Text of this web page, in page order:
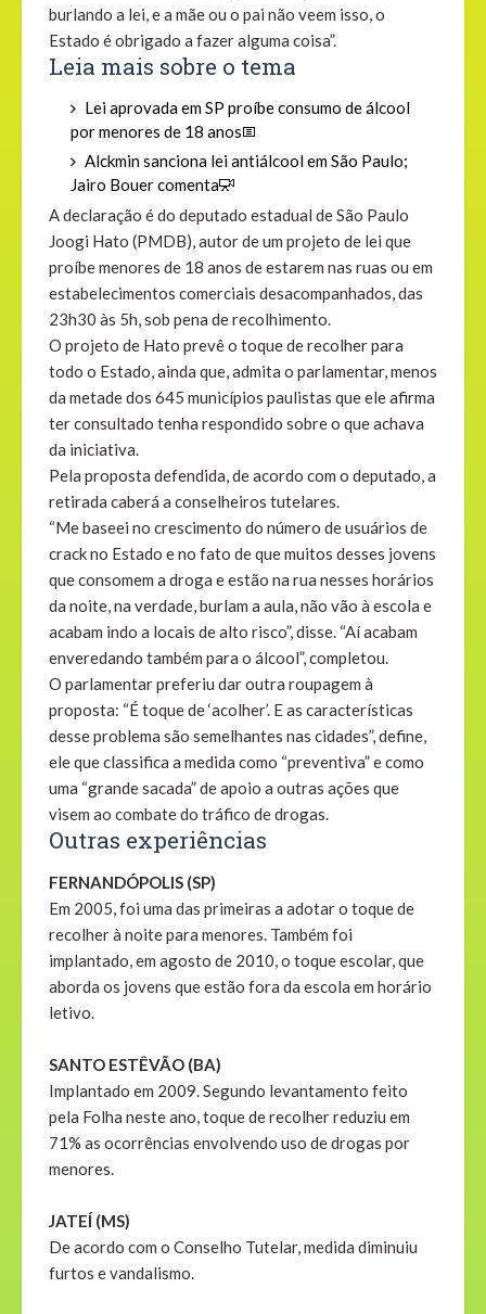
burlando a lei, e a mãe ou o pai não veem isso, o
Estado é obrigado a fazer alguma coisa”.
Leia mais sobre o tema
Lei aprovada em SP proíbe consumo de álcool
por menores de 18 anos
Alckmin sanciona lei antiálcool em São Paulo;
Jairo Bouer comenta
A declaração é do deputado estadual de São Paulo
Joogi Hato (PMDB), autor de um projeto de lei que
proíbe menores de 18 anos de estarem nas ruas ou em
estabelecimentos comerciais desacompanhados, das
23h30 às 5h, sob pena de recolhimento.
O projeto de Hato prevê o toque de recolher para
todo o Estado, ainda que, admita o parlamentar, menos
da metade dos 645 municípios paulistas que ele afirma
ter consultado tenha respondido sobre o que achava
da iniciativa.
Pela proposta defendida, de acordo com o deputado, a
retirada caberá a conselheiros tutelares.
“Me baseei no crescimento do número de usuários de
crack no Estado e no fato de que muitos desses jovens
que consomem a droga e estão na rua nesses horários
da noite, na verdade, burlam a aula, não vão à escola e
acabam indo a locais de alto risco”, disse. “Aí acabam
enveredando também para o álcool”, completou.
O parlamentar preferiu dar outra roupagem à
proposta: “É toque de ‘acolher’. E as características
desse problema são semelhantes nas cidades”, define,
ele que classifica a medida como “preventiva” e como
uma “grande sacada” de apoio a outras ações que
visem ao combate do tráfico de drogas.
Outras experiências
FERNANDÓPOLIS (SP)
Em 2005, foi uma das primeiras a adotar o toque de
recolher à noite para menores. Também foi
implantado, em agosto de 2010, o toque escolar, que
aborda os jovens que estão fora da escola em horário
letivo.
SANTO ESTÊVÃO (BA)
Implantado em 2009. Segundo levantamento feito
pela Folha neste ano, toque de recolher reduziu em
71% as ocorrências envolvendo uso de drogas por
menores.
JATEÍ (MS)
De acordo com o Conselho Tutelar, medida diminuiu
furtos e vandalismo.